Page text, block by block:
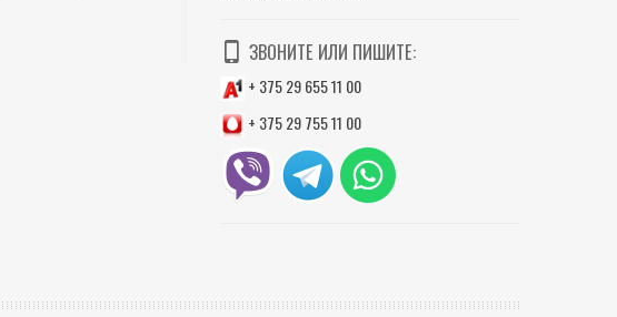
ЗВОНИТЕ ИЛИ ПИШИТЕ:
+ 375 29 655 11 00
+ 375 29 755 11 00